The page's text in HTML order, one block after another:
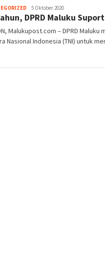
Korlip
DPRD
5 Oktober 2020
DPRD Maluku
Malukupost.com – DPRD
Nasional Indonesia (TNI) untuk